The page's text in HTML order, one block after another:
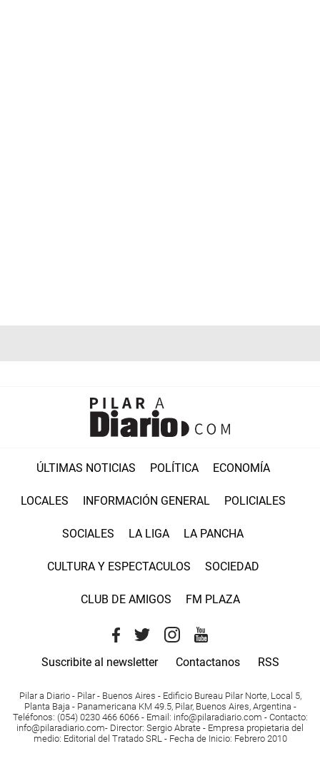
ÚLTIMAS NOTICIAS POLÍTICA ECONOMÍA
LOCALES INFORMACIÓN GENERAL POLICIALES
SOCIALES LA LIGA LA PANCHA
CULTURA Y ESPECTACULOS SOCIEDAD
CLUB DE AMIGOS FM PLAZA
Suscribite al newsletter Contactanos RSS
Pilar a Diario - Pilar - Buenos Aires - Edificio Bureau Pilar Norte, Local 5,
Planta Baja - Panamericana KM 49.5, Pilar, Buenos Aires, Argentina -
Teléfonos: (054) 0230 466 6066 - Email : info@pilaradiario.com - Contacto:
info@pilaradiario.com- Director: Sergio Abrate - Empresa propietaria del
medio: Editorial del Tratado SRL - Fecha de Inicio: Febrero 2010